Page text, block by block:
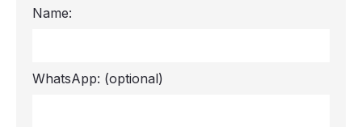
Name:
WhatsApp: (optional)